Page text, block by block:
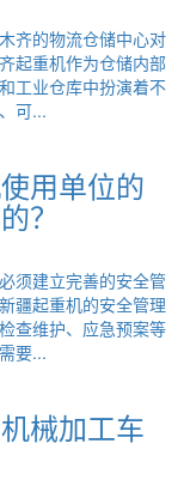
齐的物流仓储中心对
起重机作为仓储内部
工业仓库中扮演着不
可...
用单位的
？
须建立完善的安全管
疆起重机的安全管理
查维护、应急预案等
要...
械加工车